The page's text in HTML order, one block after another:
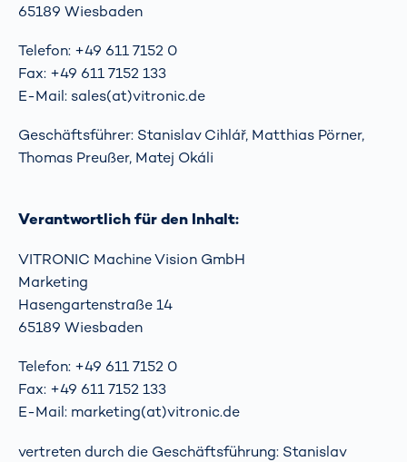
65189 Wiesbaden
Telefon: +49 611 7152 0
Fax: +49 611 7152 133
E-Mail: sales(at)vitronic.de
Geschäftsführer: Stanislav Cihlář, Matthias Pörner,
Thomas Preußer, Matej Okáli
Verantwortlich für den Inhalt:
VITRONIC Machine Vision GmbH
Marketing
Hasengartenstraße 14
65189 Wiesbaden
Telefon: +49 611 7152 0
Fax: +49 611 7152 133
E-Mail: marketing(at)vitronic.de
vertreten durch die Geschäftsführung: Stanislav